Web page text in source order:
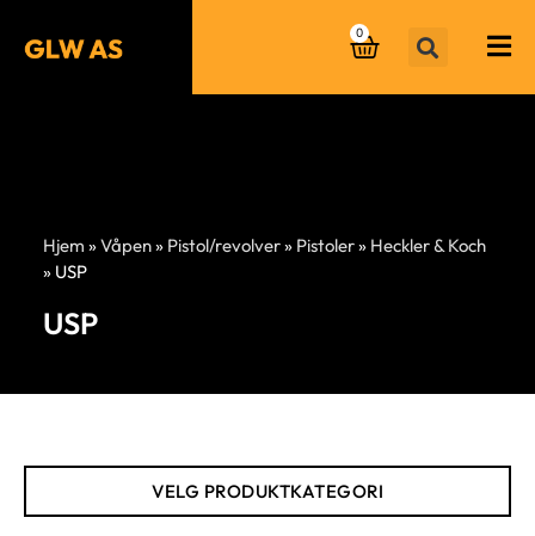
0
Hjem »Våpen» Pistol/revolver» Pistoler» Heckler & Koch
» USP
USP
VELG PRODUKTKATEGORI